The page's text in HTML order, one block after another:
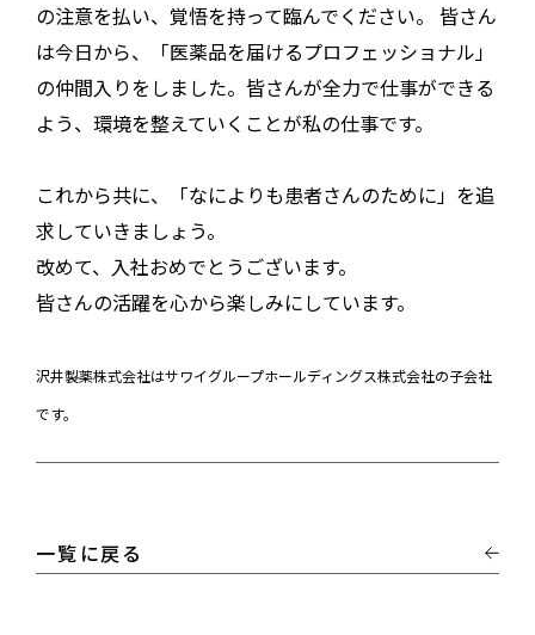
の注意を払い、覚悟を持って臨んでください。 皆さん
は今日から、「医薬品を届けるプロフェッショナル」
の仲間入りをしました。皆さんが全力で仕事ができる
よう、環境を整えていくことが私の仕事です。
これから共に、「なによりも患者さんのために」を追
求していきましょう。
改めて、入社おめでとうございます。
皆さんの活躍を心から楽しみにしています。
沢井製薬株式会社はサワイグループホールディングス株式会社の子会社
です。
一覧に戻る